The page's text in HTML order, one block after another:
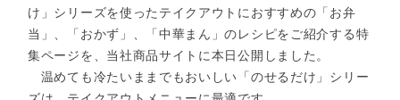
け」シリーズを使ったテイクアウトにおすすめの「お弁
当」、「おかず」、「中華まん」のレシピをご紹介する特
集ページを、当社商品サイトに本日公開しました。
温めても冷たいままでもおいしい「のせるだけ」シリー